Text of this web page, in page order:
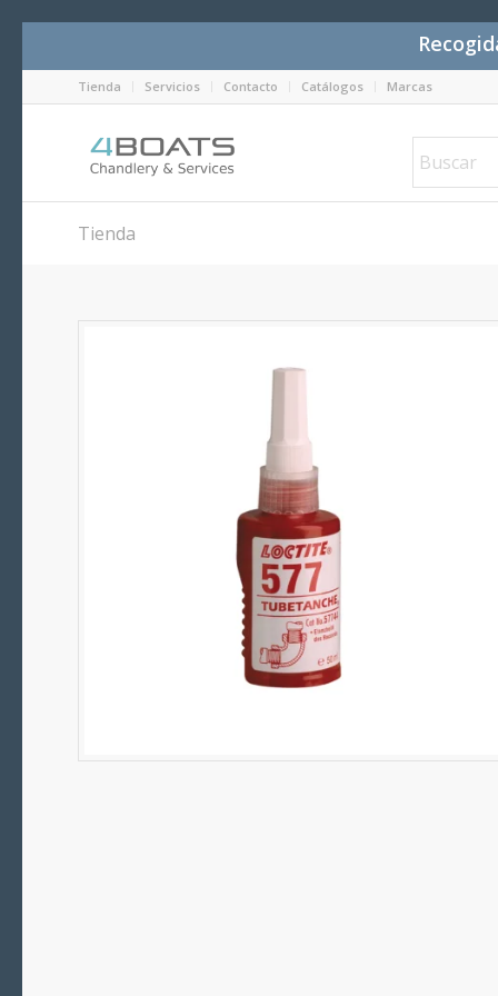
Tienda Servicios Contacto Catálogos Marcas
Tienda